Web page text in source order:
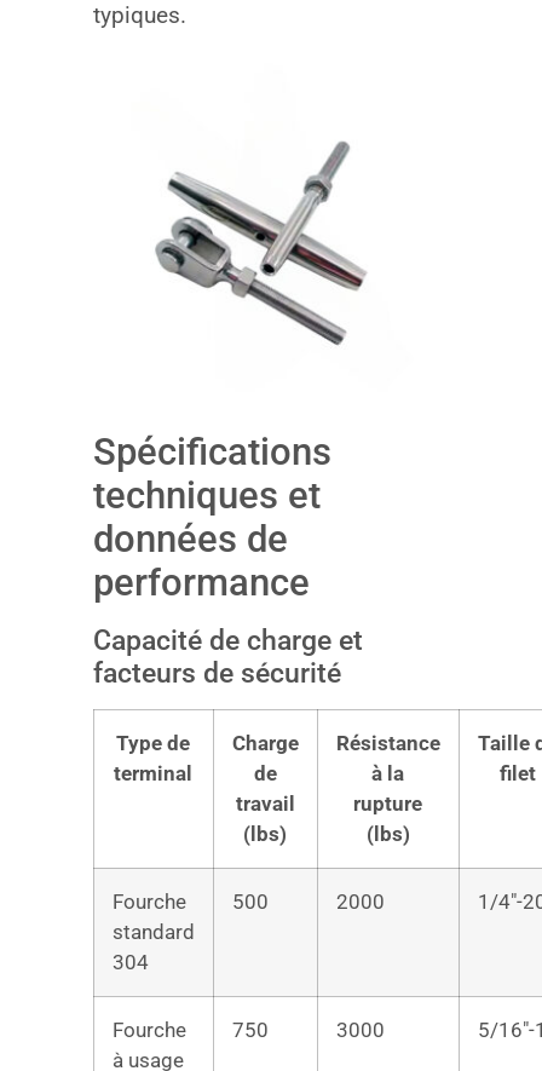
typiques.
Spécifications
techniques et
données de
performance
Capacité de charge et
facteurs de sécurité
Type de
terminal
Charge
de
travail
(lbs)
Résistance
à la
rupture
(lbs)
Taille
filet
Fourche
standard
304
500 2000 1/4″-
Fourche
à usage
750 3000 5/16″-